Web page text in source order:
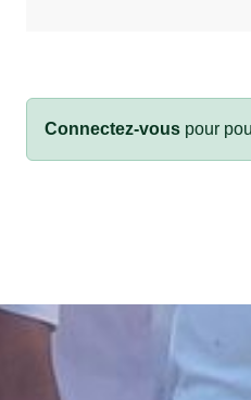
Connectez-vous pour